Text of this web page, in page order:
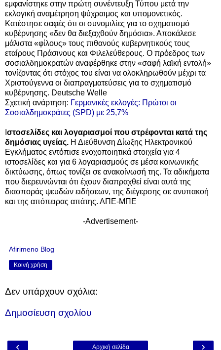
εμφανίστηκε στην πρώτη συνέντευξη Τύπου μετά την
εκλογική αναμέτρηση ψύχραιμος και υπομονετικός.
Κατέστησε σαφές ότι οι συνομιλίες για το σχηματισμό
κυβέρνησης «δεν θα διεξαχθούν δημόσια». Αποκάλεσε
μάλιστα «φίλους» τους πιθανούς κυβερνητικούς τους
εταίρους Πράσινους και Φιλελεύθερους. Ο πρόεδρος των
σοσιαλδημοκρατών αναφέρθηκε στην «σαφή λαϊκή εντολή»
τονίζοντας ότι στόχος του είναι να ολοκληρωθούν μέχρι τα
Χριστούγεννα οι διαπραγματεύσεις για το σχηματισμό
κυβέρνησης. Deutsche Welle
Σχετική ανάρτηση: Γερμανικές εκλογές: Πρώτοι οι
Σοσιαλδημοκράτες (SPD) με 25,7%
στοσελίδες και λογαριασμοί που στρέφονται κατά της
δημόσιας υγείας. Η Διεύθυνση Δίωξης Ηλεκτρονικού
Εγκλήματος εντόπισε ενοχοποιητικά στοιχεία για 4
ιστοσελίδες και για 6 λογαριασμούς σε μέσα κοινωνικής
δικτύωσης, όπως τονίζει σε ανακοίνωσή της. Τα αδικήματα
που διερευνώνται ότι έχουν διαπραχθεί είναι αυτά της
διασποράς ψευδών ειδήσεων, της διέγερσης σε ανυπακοή
και της απόπειρας απάτης. ΑΠΕ-ΜΠΕ
-Advertisement-
Afirimeno Blog
Κοινή χρήση
Δεν υπάρχουν σχόλια:
Δημοσίευση σχολίου
‹ ›
Αρχική σελίδα